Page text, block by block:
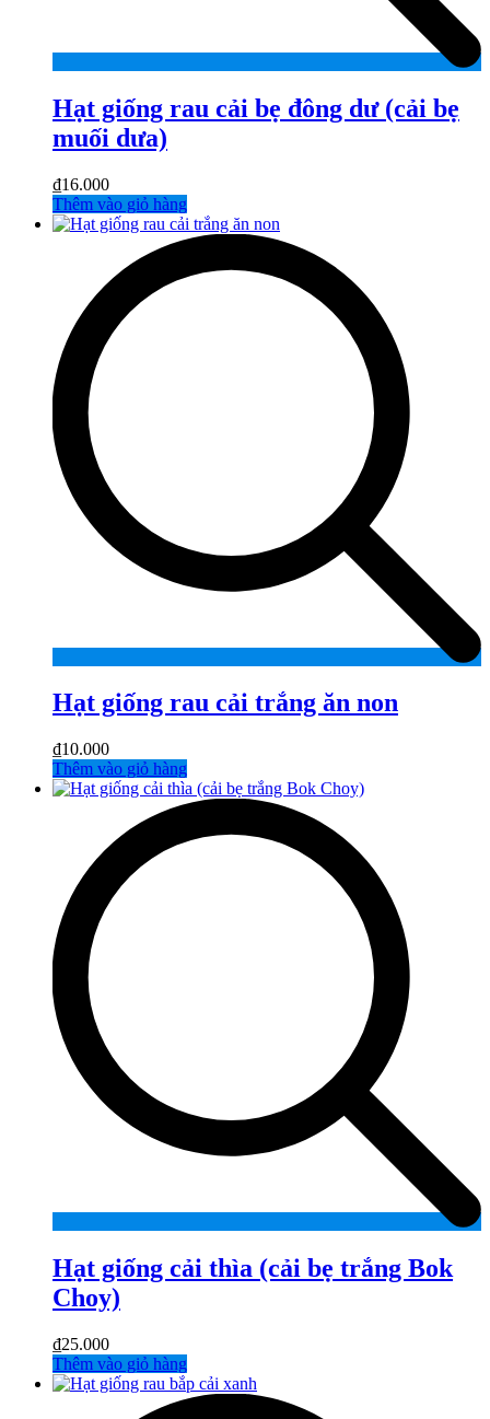
Hạt giống rau cải bẹ đông dư (cải bẹ
muối dưa)
₫16.000
Thêm vào giỏ hàng
Hạt giống rau cải trắng ăn non
₫10.000
Thêm vào giỏ hàng
Hạt giống cải thìa (cải bẹ trắng Bok
Choy)
₫25.000
Thêm vào giỏ hàng